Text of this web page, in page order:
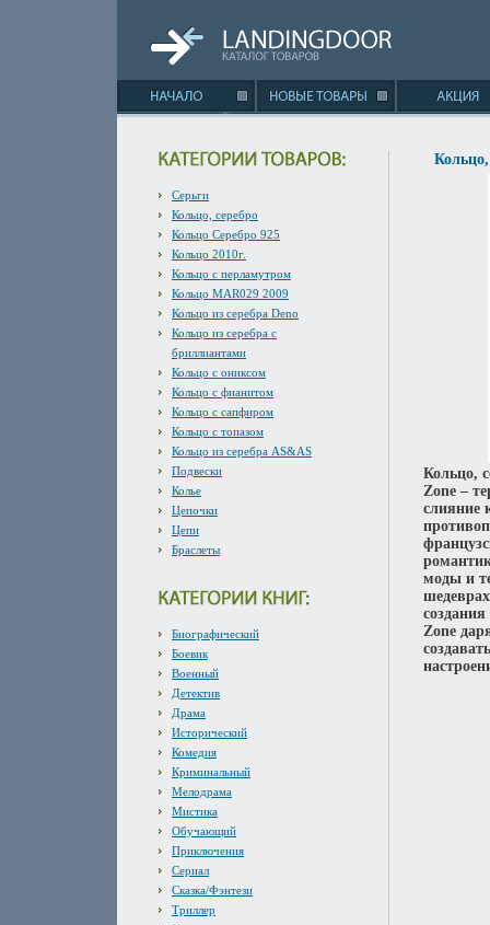
Серьги
Кольцо, серебро
Кольцо Серебро 925
Кольцо 2010г.
Кольцо с перламутром
Кольцо MAR029 2009
Кольцо из серебра Deno
Кольцо из серебра с
бриллиантами
Кольцо с ониксом
Кольцо с фианитом
Кольцо с сапфиром
Кольцо с топазом
Кольцо из серебра AS&AS
Подвески
Колье
Цепочки
Цепи
Браслеты
Биографический
Боевик
Военный
Детектив
Драма
Исторический
Комедия
Криминальный
Мелодрама
Мистика
Обучающий
Приключения
Сериал
Сказка/Фэнтези
Триллер
Кольцо,
Кольцо,
Zone –
слияние
моды и
Zone